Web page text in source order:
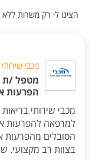
הציגו לי רק משרות ללא
מכבי
מטפל /
הפרעות
מכבי שירותי
למרפאה להפרעות
הסובלים מהפרעות
בצוות רב מקצועי.